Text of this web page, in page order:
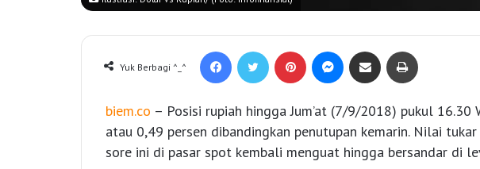
Yuk Berbagi ^_^
biem.co – Posisi rupiah hingga Jum’at (7/9/2018) pukul 16.30
atau 0,49 persen dibandingkan penutupan kemarin. Nilai
sore ini di pasar spot kembali menguat hingga bersandar di